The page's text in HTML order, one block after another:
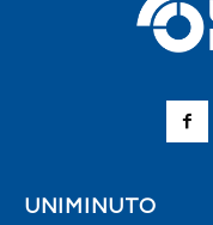
UNIMINUTO